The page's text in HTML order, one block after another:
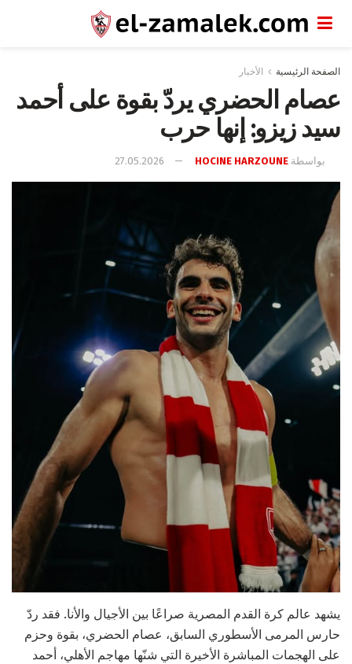
الصفحة الرئيسية الأخبار
عصام الحضري يردّ بقوة على أحمد
سيد زيزو: إنها حرب
بواسطة HOCINE HARZOUNE
27.05.2026
يشهد عالم كرة القدم المصرية صراعًا بين الأجيال والأنا. فقد ردّ
حارس المرمى الأسطوري السابق، عصام الحضري، بقوة وحزم
على الهجمات المباشرة الأخيرة التي شنّها مهاجم الأهلي، أحمد